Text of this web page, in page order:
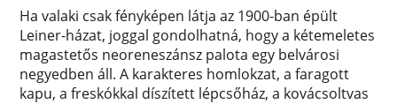
Ha valaki csak fényképen látja az 1900-ban épült
Leiner-házat, joggal gondolhatná, hogy a kétemeletes
magastetős neoreneszánsz palota egy belvárosi
negyedben áll. A karakteres homlokzat, a faragott
kapu, a freskókkal díszített lépcsőház, a kovácsoltvas